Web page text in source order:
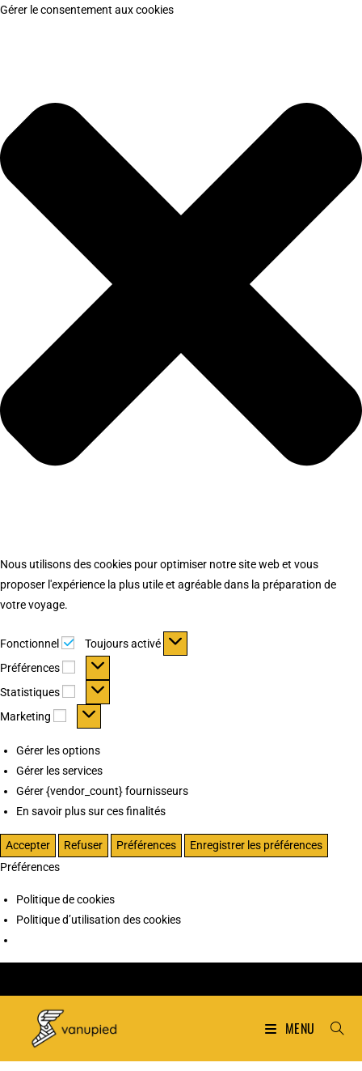
Gérer le consentement aux cookies
Nous utilisons des cookies pour optimiser notre site web et vous
proposer l'expérience la plus utile et agréable dans la préparation de
votre voyage.
Fonctionnel Fonctionnel
Toujours activé
Préférences
Préférences
Statistiques Statistiques
Marketing Marketing
Gérer les options
Gérer les services
Gérer {vendor_count} fournisseurs
En savoir plus sur ces finalités
Accepter Refuser Préférences
Enregistrer les préférences
Préférences
Politique de cookies
Politique d’utilisation des cookies
MENU